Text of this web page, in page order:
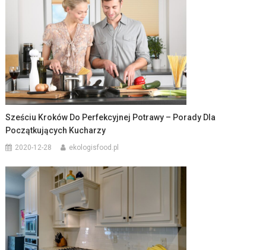
Sześciu Kroków Do Perfekcyjnej Potrawy – Porady Dla
Początkujących Kucharzy
2020-12-28 ekologisfood.pl